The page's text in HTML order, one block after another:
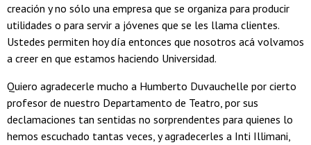
creación y no sólo una empresa que se organiza para producir
utilidades o para servir a jóvenes que se les llama clientes.
Ustedes permiten hoy día entonces que nosotros acá volvamos
a creer en que estamos haciendo Universidad.
Quiero agradecerle mucho a Humberto Duvauchelle por cierto
profesor de nuestro Departamento de Teatro, por sus
declamaciones tan sentidas no sorprendentes para quienes lo
hemos escuchado tantas veces, y agradecerles a Inti Illimani,